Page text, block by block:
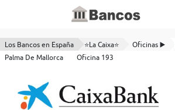
Los Bancos en España ⭐La Caixa⭐ Oficinas ▶️
Palma De Mallorca
Oficina 193